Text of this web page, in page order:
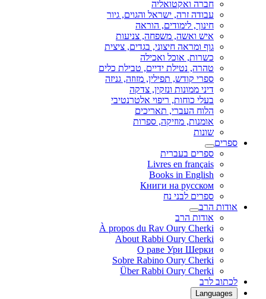
חברה ואקטואליה
עבודה זרה, ישראל והגוים, גיור
חינוך, לימודים, הוראה
איש ואשה, משפחה, צניעות
גוף ומראה חיצוני, בגדים, ציצית
כשרות, אוכל ואכילה
טהרה, נטילת ידיים, טבילת כלים
ספרי קודש, תפילין, מזוזה, גניזה
דיני ממונות ונזקין, צדקה
בעלי כוחות, ריפוי אלטרנטיבי
הלוח העברי, תאריכים
אומנות, מוזיקה, ספרות
שונות
ספרים
ספרים בעברית
Livres en français
Books in English
Книги на русском
ספרים לבני נח
אודות הרב
אודות הרב
À propos du Rav Oury Cherki
About Rabbi Oury Cherki
О раве Ури Шерки
Sobre Rabino Oury Cherki
Über Rabbi Oury Cherki
לכתוב לרב
Languages